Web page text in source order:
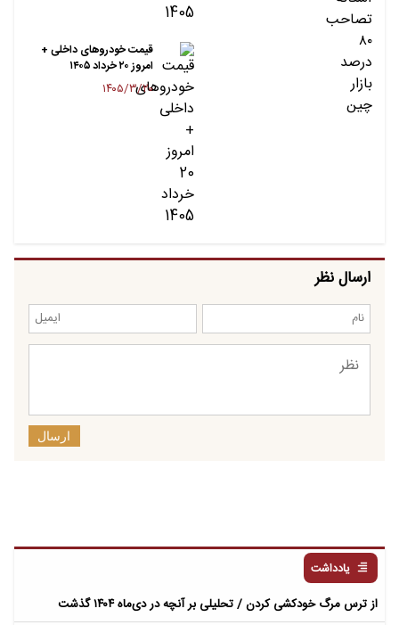
قیمت خودروهای داخلی +
امروز ۲۰ خرداد ۱۴۰۵
۱۴۰۵/۳/۲۰
ارسال نظر
ارسال
یادداشت
از ترس مرگ خودکشی کردن / تحلیلی بر آنچه در دی‌ماه ۱۴۰۴ گذشت